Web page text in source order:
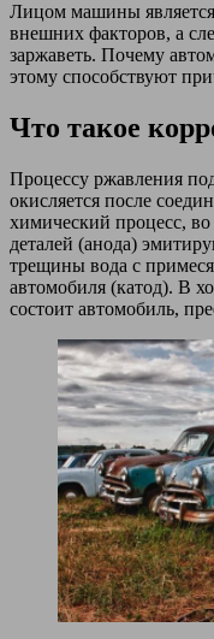
Лицом машины
внешних факторов, а
заржаветь. Почему
этому способствуют
Что такое
Процессу ржавления
окисляется после
химический процесс, во
деталей (анода)
трещины вода с
автомобиля (катод). В
состоит автомобиль,